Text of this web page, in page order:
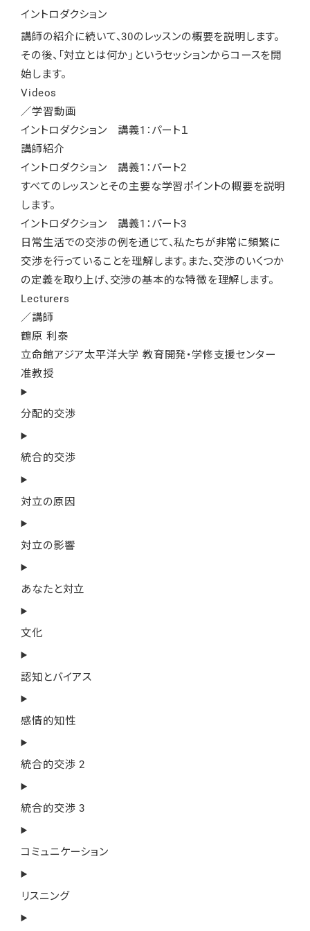
イントロダクション
講師の紹介に続いて、30のレッスンの概要を説明します。
その後、「対立とは何か」というセッションからコースを開
始します。
Videos
／学習動画
イントロダクション 講義1：パート１
講師紹介
イントロダクション 講義1：パート2
すべてのレッスンとその主要な学習ポイントの概要を説明
します。
イントロダクション 講義1：パート3
日常生活での交渉の例を通じて、私たちが非常に頻繁に
交渉を行っていることを理解します。また、交渉のいくつか
の定義を取り上げ、交渉の基本的な特徴を理解します。
Lecturers
／講師
鶴原 利泰
立命館アジア太平洋大学 教育開発・学修支援センター
准教授
分配的交渉
統合的交渉
対立の原因
対立の影響
あなたと対立
文化
認知とバイアス
感情的知性
統合的交渉 2
統合的交渉 3
コミュニケーション
リスニング